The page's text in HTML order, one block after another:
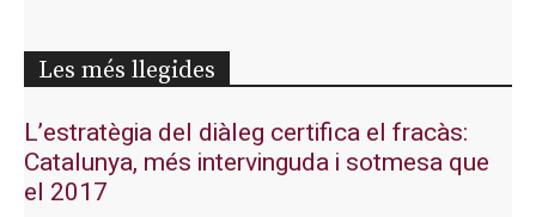
Les més llegides
L’estratègia del diàleg certifica el fracàs:
Catalunya, més intervinguda i sotmesa que
el 2017